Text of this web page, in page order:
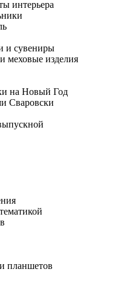
интерьера
и сувениры
меховые изделия
на Новый Год
Сваровски
планшетов